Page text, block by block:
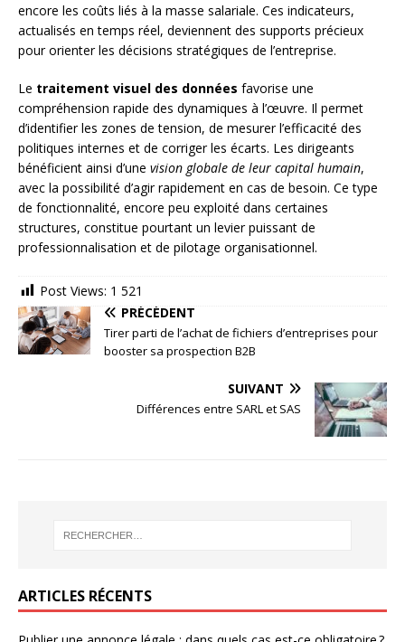
encore les coûts liés à la masse salariale. Ces indicateurs,
actualisés en temps réel, deviennent des supports précieux
pour orienter les décisions stratégiques de l’entreprise.
Le traitement visuel des données favorise une
compréhension rapide des dynamiques à l’œuvre. Il permet
d’identifier les zones de tension, de mesurer l’efficacité des
politiques internes et de corriger les écarts. Les dirigeants
bénéficient ainsi d’une vision globale de leur capital humain,
avec la possibilité d’agir rapidement en cas de besoin. Ce type
de fonctionnalité, encore peu exploité dans certaines
structures, constitue pourtant un levier puissant de
professionnalisation et de pilotage organisationnel.
Post Views: 1 521
PRÉCÉDENT
Tirer parti de l’achat de fichiers d’entreprises pour
booster sa prospection B2B
SUIVANT
Différences entre SARL et SAS
ARTICLES RÉCENTS